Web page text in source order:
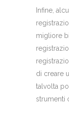
Infine,
migliore
di creare
talvolta
strumenti